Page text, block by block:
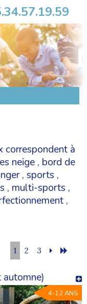
correspondent à
neige , bord de
, sports ,
, multi-sports ,
,
1 2 3
4-12 ANS